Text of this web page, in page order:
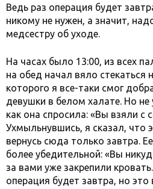
Ведь раз операция будет
никому не нужен, а значит,
медсестру об уходе.
На часах было 13:00, из всех
на обед начал вяло стекаться
которого я все-таки смог
девушки в белом халате. Но не
как она спросила: «Вы взяли с
Ухмыльнувшись, я сказал, что
вернусь сюда только завтра.
более убедительной: «Вы
за вами уже закрепили
операция будет завтра, но